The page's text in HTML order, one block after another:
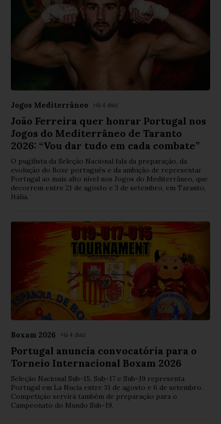
Jogos Mediterrâneo Há 4 dias
João Ferreira quer honrar Portugal nos
Jogos do Mediterrâneo de Taranto
2026: “Vou dar tudo em cada combate”
O pugilista da Seleção Nacional fala da preparação, da
evolução do Boxe português e da ambição de representar
Portugal ao mais alto nível nos Jogos do Mediterrâneo, que
decorrem entre 21 de agosto e 3 de setembro, em Taranto,
Itália.
Boxam 2026 Há 4 dias
Portugal anuncia convocatória para o
Torneio Internacional Boxam 2026
Seleção Nacional Sub-15, Sub-17 e Sub-19 representa
Portugal em La Nucía entre 31 de agosto e 6 de setembro.
Competição servirá também de preparação para o
Campeonato do Mundo Sub-19.